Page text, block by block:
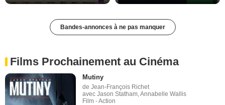
Bandes-annonces à ne pas manquer
Films Prochainement au Cinéma
Mutiny
de Jean-François Richet
avec Jason Statham, Annabelle Wallis
Film - Action